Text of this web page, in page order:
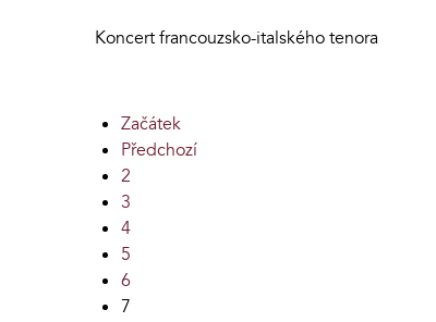
Koncert francouzsko-italského tenora
Začátek
Předchozí
2
3
4
5
6
7